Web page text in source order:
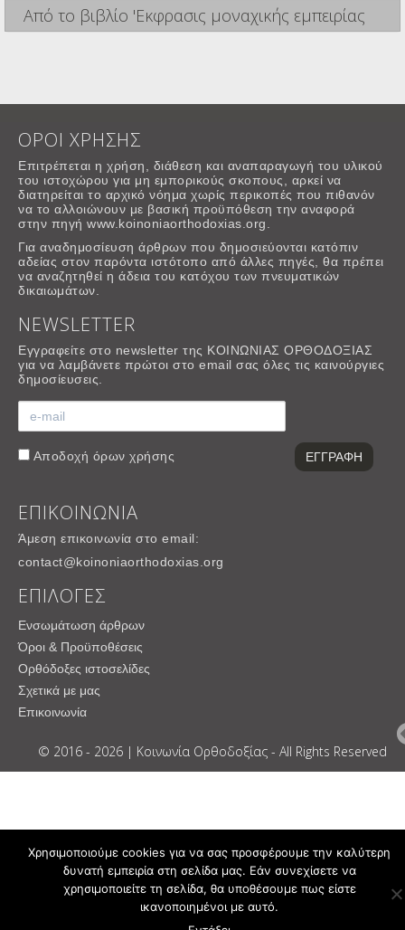
Από το βιβλίο 'Εκφρασις μοναχικής εμπειρίας
ΟΡΟΙ ΧΡΗΣΗΣ
Επιτρέπεται η χρήση, διάθεση και αναπαραγωγή του υλικού
του ιστοχώρου για μη εμπορικούς σκοπους, αρκεί να
διατηρείται το αρχικό νόημα χωρίς περικοπές που πιθανόν
να το αλλοιώνουν με βασική προϋπόθεση την αναφορά
στην πηγή www.koinoniaorthodoxias.org.
Για αναδημοσίευση άρθρων που δημοσιεύονται κατόπιν
αδείας στον παρόντα ιστότοπο από άλλες πηγές, θα πρέπει
να αναζητηθεί η άδεια του κατόχου των πνευματικών
δικαιωμάτων.
NEWSLETTER
Εγγραφείτε στο newsletter της ΚΟΙΝΩΝΙΑΣ ΟΡΘΟΔΟΞΙΑΣ
για να λαμβάνετε πρώτοι στο email σας όλες τις καινούργιες
δημοσίευσεις.
Αποδοχή όρων χρήσης
ΕΠΙΚΟΙΝΩΝΙΑ
Άμεση επικοινωνία στο email:
contact@koinoniaorthodoxias.org
ΕΠΙΛΟΓΕΣ
Ενσωμάτωση άρθρων
Όροι & Προϋποθέσεις
Ορθόδοξες ιστοσελίδες
Σχετικά με μας
Επικοινωνία
© 2016 - 2026 | Κοινωνία Ορθοδοξίας - All Rights Reserved
Χρησιμοποιούμε cookies για να σας προσφέρουμε την καλύτερη
δυνατή εμπειρία στη σελίδα μας. Εάν συνεχίσετε να
χρησιμοποιείτε τη σελίδα, θα υποθέσουμε πως είστε
ικανοποιημένοι με αυτό.